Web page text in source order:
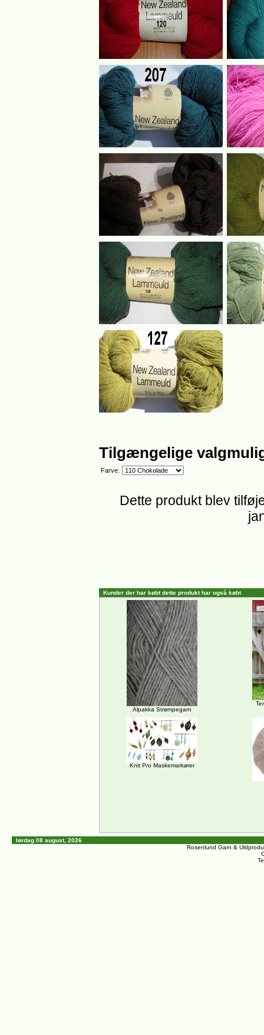
Tilgængelige
Farve:
Dette produkt blev
Kunder der har købt dette produkt har også købt
Alpakka Strømpegarn
Knit Pro Maskemarkører
lørdag 08 august, 2026
Rosenlund Garn &